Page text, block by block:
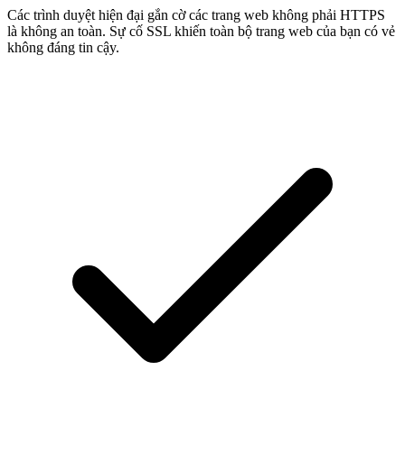
Các trình duyệt hiện đại gắn cờ các trang web không phải HTTPS
là không an toàn. Sự cố SSL khiến toàn bộ trang web của bạn có vẻ
không đáng tin cậy.